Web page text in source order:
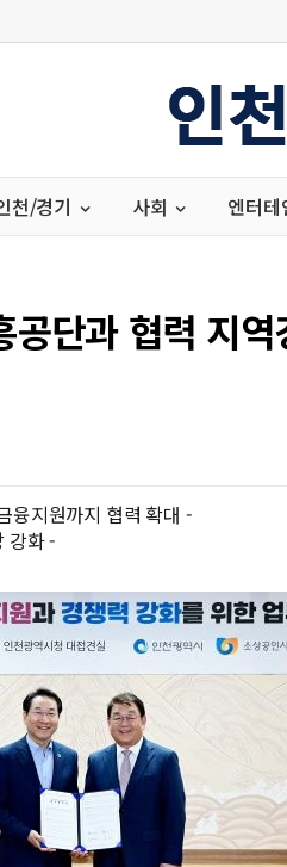
천/경기 사회 엔터테
단과 협력 지
융지원까지 협력 확대 -
강화 -